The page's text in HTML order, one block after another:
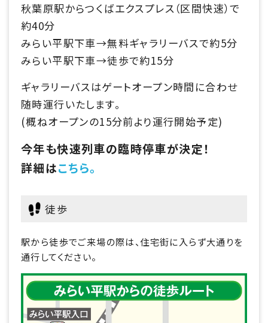
秋葉原駅からつくばエクスプレス（区間快速）で
約40分
みらい平駅下車→無料ギャラリーバスで約5分
みらい平駅下車→徒歩で約15分
ギャラリーバスはゲートオープン時間に合わせ
随時運行いたします。
(概ねオープンの15分前より運行開始予定)
今年も快速列車の臨時停車が決定！
詳細はこちら。
徒歩
駅から徒歩でご来場の際は、住宅街に入らず大通りを
通行してください。